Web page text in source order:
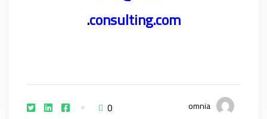
consulting.com
.
omnia
0